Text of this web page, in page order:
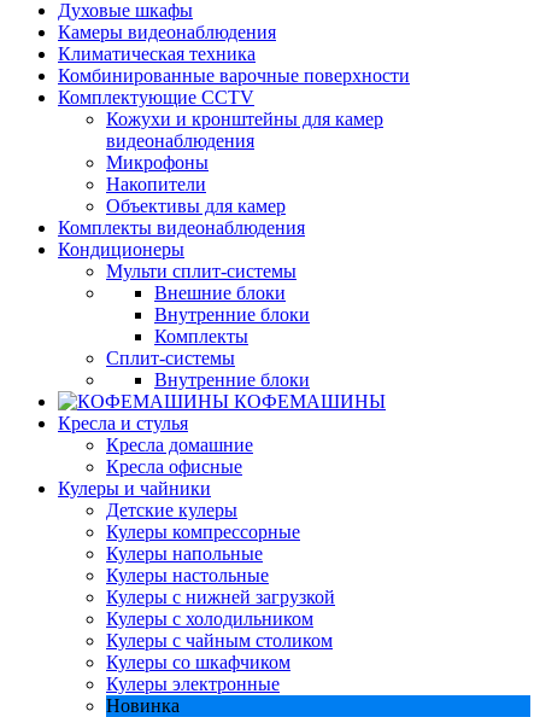
Духовые шкафы
Камеры видеонаблюдения
Климатическая техника
Комбинированные варочные поверхности
Комплектующие CCTV
Кожухи и кронштейны для камер
видеонаблюдения
Микрофоны
Накопители
Объективы для камер
Комплекты видеонаблюдения
Кондиционеры
Мульти сплит-системы
Внешние блоки
Внутренние блоки
Комплекты
Сплит-системы
Внутренние блоки
КОФЕМАШИНЫ
Кресла и стулья
Кресла домашние
Кресла офисные
Кулеры и чайники
Детские кулеры
Кулеры компрессорные
Кулеры напольные
Кулеры настольные
Кулеры с нижней загрузкой
Кулеры с холодильником
Кулеры с чайным столиком
Кулеры со шкафчиком
Кулеры электронные
Новинка